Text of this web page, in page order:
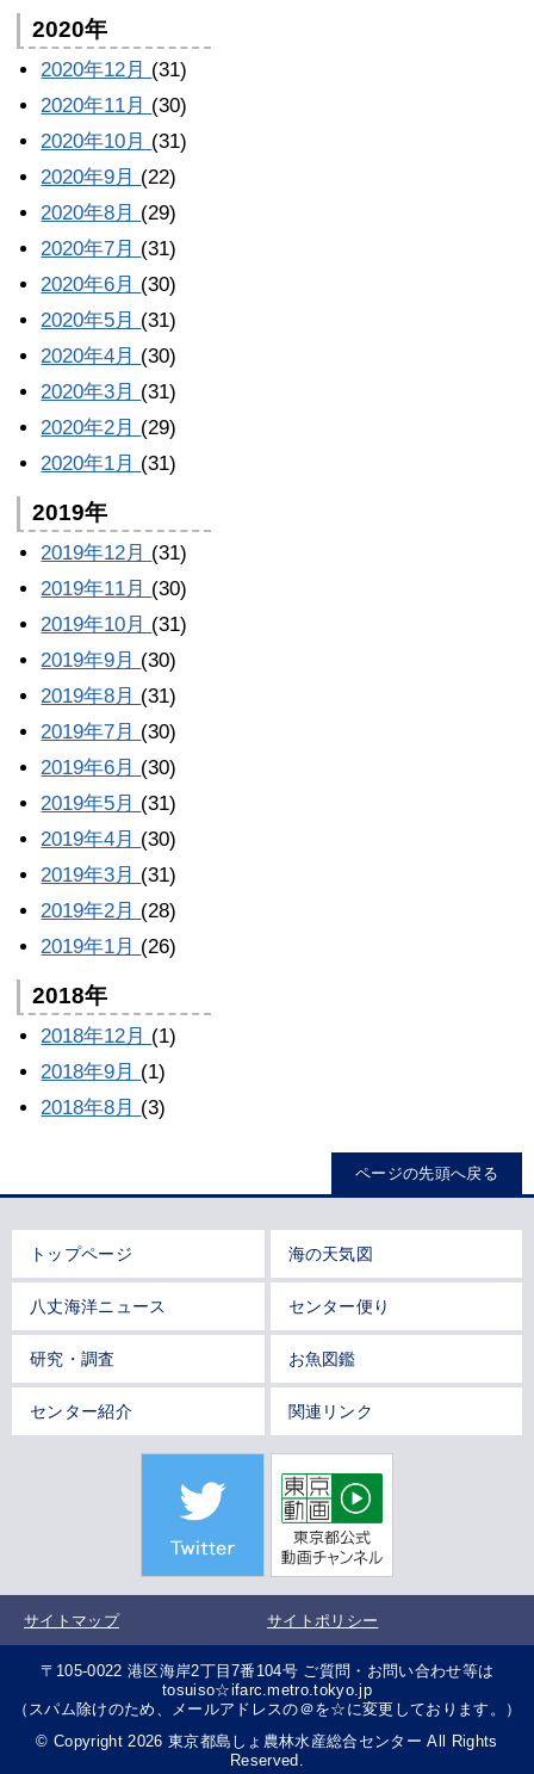
2020年
2020年12月 (31)
2020年11月 (30)
2020年10月 (31)
2020年9月 (22)
2020年8月 (29)
2020年7月 (31)
2020年6月 (30)
2020年5月 (31)
2020年4月 (30)
2020年3月 (31)
2020年2月 (29)
2020年1月 (31)
2019年
2019年12月 (31)
2019年11月 (30)
2019年10月 (31)
2019年9月 (30)
2019年8月 (31)
2019年7月 (30)
2019年6月 (30)
2019年5月 (31)
2019年4月 (30)
2019年3月 (31)
2019年2月 (28)
2019年1月 (26)
2018年
2018年12月 (1)
2018年9月 (1)
2018年8月 (3)
ページの先頭へ戻る
トップページ 海の天気図
八丈海洋ニュース センター便り
研究・調査 お魚図鑑
センター紹介 関連リンク
サイトマップ サイトポリシー
〒105-0022 港区海岸2丁目7番104号 ご質問・お問い合わせ等は
tosuiso☆ifarc.metro.tokyo.jp
（スパム除けのため、メールアドレスの＠を☆に変更しております。）
© Copyright 2026 東京都島しょ農林水産総合センター All Rights
Reserved.